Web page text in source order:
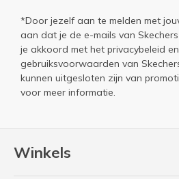
Winkels
*Door jezelf aan te melden met
aan dat je de e-mails van
je akkoord met het privacybeleid
gebruiksvoorwaarden van
kunnen uitgesloten zijn van
voor meer informatie.